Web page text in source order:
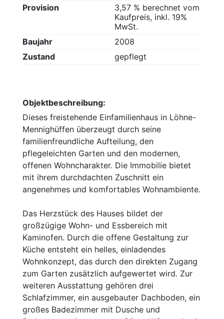
Provision
3,57 % berechnet vom
Kaufpreis, inkl. 19%
MwSt.
Baujahr
2008
Zustand
gepflegt
Objektbeschreibung:
Dieses freistehende Einfamilienhaus in Löhne-
Mennighüffen überzeugt durch seine
familienfreundliche Aufteilung, den
pflegeleichten Garten und den modernen,
offenen Wohncharakter. Die Immobilie bietet
mit ihrem durchdachten Zuschnitt ein
angenehmes und komfortables Wohnambiente.
Das Herzstück des Hauses bildet der
großzügige Wohn- und Essbereich mit
Kaminofen. Durch die offene Gestaltung zur
Küche entsteht ein helles, einladendes
Wohnkonzept, das durch den direkten Zugang
zum Garten zusätzlich aufgewertet wird. Zur
weiteren Ausstattung gehören drei
Schlafzimmer, ein ausgebauter Dachboden, ein
großes Badezimmer mit Dusche und